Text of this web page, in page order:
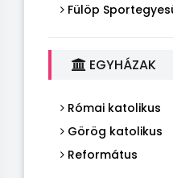
Fülöp
EGYHÁZAK
Római katolikus
Görög katolikus
Református